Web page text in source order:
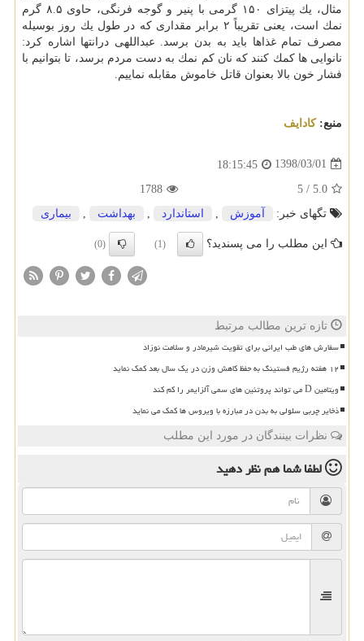
مثال، یك پیتزای ۱۵۰ گرمی با پنیر و گوجه فرنگی، حاوی ۸.۵ گرم
نمك است، یعنی تقریباً ۲ برابر مقداری كه در طول یك روز بوسیله
مصرف تمام غذاها باید به بدن برسد. عبداللهی درانتها اشاره كرد:
نانوایی ها كمك كنند كه نان كم نمك به دست مردم برسد، تا بتوانیم با
فشار خون بالا بعنوان قاتل خاموش مقابله نماییم.
منبع:كادایف
1398/03/01
18:15:45
5.0
/
5
1788
تگهای خبر:
آموزش استاندارد بهداشت بیماری
این مطلب را می پسندید؟ (1)
(0)
تازه ترین مطالب مرتبط
سفارش های طب ایرانی برای تقویت شیرمادر و سلامت نوزاد
۱۲ هفته رژیم فستینگ به حفظ کاهش وزن در یک سال بعد کمک نماید
ویتامین D می تواند پروتئین های سمی آلزایمر را کم کند
ذخایر چربی سلولی به بدن در مبارزه با ویروس ها کمک می نماید
نظرات بینندگان در مورد این مطلب
لطفا شما همنظر دهید